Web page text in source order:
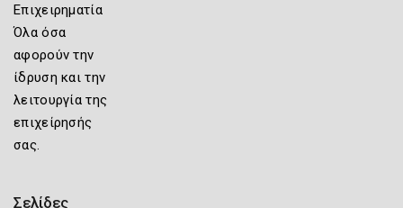
Επιχειρηματία
Όλα όσα
αφορούν την
ίδρυση και την
λειτουργία της
επιχείρησής
σας.
Σελίδες